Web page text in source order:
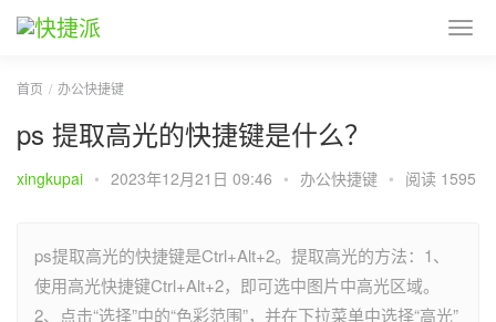
首页 办公快捷键
ps 提取高光的快捷键是什么？
xingkupai • 2023年12月21日 09:46 • 办公快捷键 • 阅读 1595
ps提取高光的快捷键是Ctrl+Alt+2。提取高光的方法：1、
使用高光快捷键Ctrl+Alt+2，即可选中图片中高光区域。
2、点击“选择”中的“色彩范围”，并在下拉菜单中选择“高光”